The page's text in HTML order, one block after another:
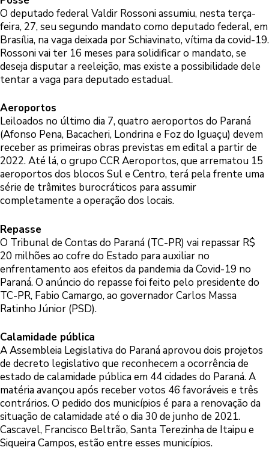
O deputado federal Valdir Rossoni assumiu, nesta terça-
feira, 27, seu segundo mandato como deputado federal, em
Brasília, na vaga deixada por Schiavinato, vítima da covid-19.
Rossoni vai ter 16 meses para solidificar o mandato, se
deseja disputar a reeleição, mas existe a possibilidade dele
tentar a vaga para deputado estadual.
Aeroportos
Leiloados no último dia 7, quatro aeroportos do Paraná
(Afonso Pena, Bacacheri, Londrina e Foz do Iguaçu) devem
receber as primeiras obras previstas em edital a partir de
2022. Até lá, o grupo CCR Aeroportos, que arrematou 15
aeroportos dos blocos Sul e Centro, terá pela frente uma
série de trâmites burocráticos para assumir
completamente a operação dos locais.
Repasse
O Tribunal de Contas do Paraná (TC-PR) vai repassar R$
20 milhões ao cofre do Estado para auxiliar no
enfrentamento aos efeitos da pandemia da Covid-19 no
Paraná. O anúncio do repasse foi feito pelo presidente do
TC-PR, Fabio Camargo, ao governador Carlos Massa
Ratinho Júnior (PSD).
Calamidade pública
A Assembleia Legislativa do Paraná aprovou dois projetos
de decreto legislativo que reconhecem a ocorrência de
estado de calamidade pública em 44 cidades do Paraná. A
matéria avançou após receber votos 46 favoráveis e três
contrários. O pedido dos municípios é para a renovação da
situação de calamidade até o dia 30 de junho de 2021.
Cascavel, Francisco Beltrão, Santa Terezinha de Itaipu e
Siqueira Campos, estão entre esses municípios.